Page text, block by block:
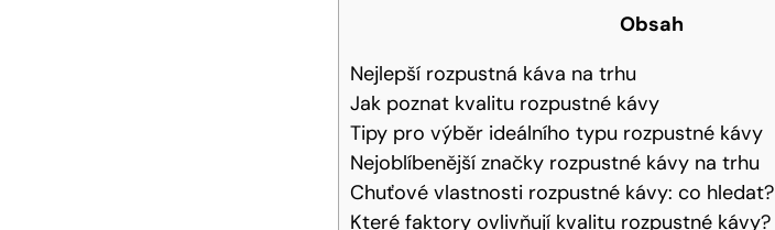
Obsah
Nejlepší rozpustná káva na trhu
Jak poznat kvalitu rozpustné kávy
Tipy pro výběr ideálního typu rozpustné kávy
Nejoblíbenější značky rozpustné kávy na trhu
Chuťové vlastnosti rozpustné kávy: co hledat?
Které faktory ovlivňují kvalitu rozpustné kávy?